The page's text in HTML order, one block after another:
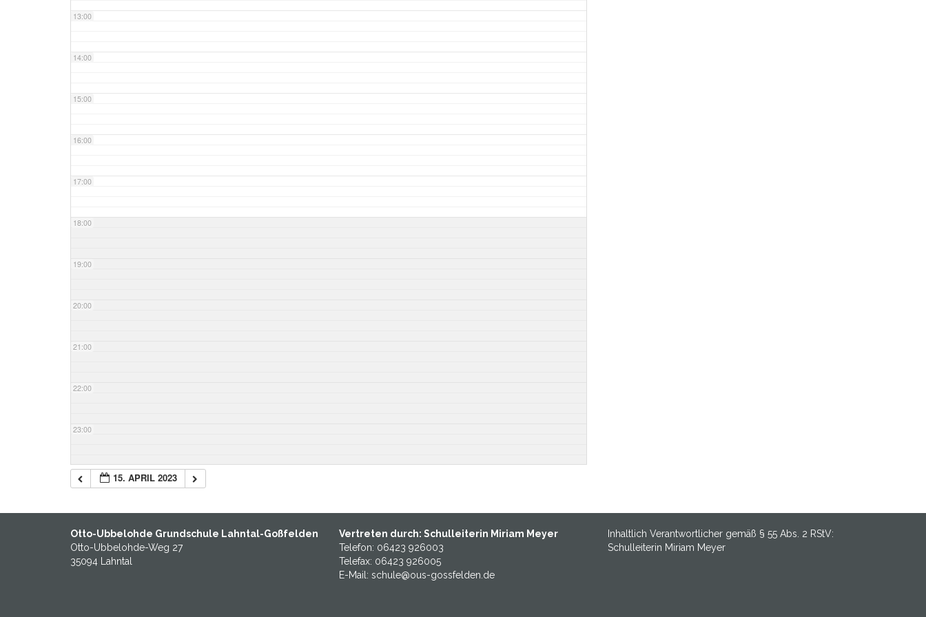
13:00
14:00
15:00
16:00
17:00
18:00
19:00
20:00
21:00
22:00
23:00
15. APRIL 2023
Otto-Ubbelohde Grundschule Lahntal-Goßfelden
Otto-Ubbelohde-Weg 27
35094 Lahntal
Vertreten durch: Schulleiterin Miriam Meyer
Telefon: 06423 926003
Telefax: 06423 926005
E-Mail: schule@ous-gossfelden.de
Inhaltlich Verantwortlicher gemäß § 55 Abs. 2 RStV:
Schulleiterin Miriam Meyer